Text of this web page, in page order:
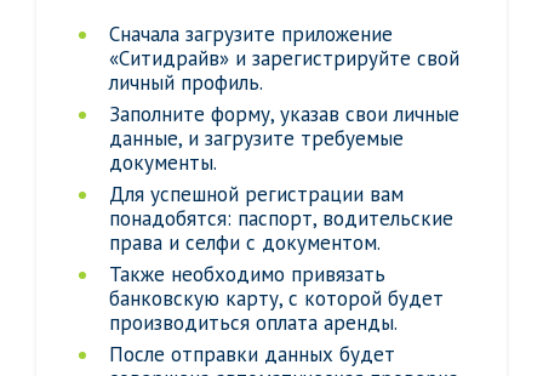
Сначала загрузите приложение
«Ситидрайв» и зарегистрируйте свой
личный профиль.
Заполните форму, указав свои личные
данные, и загрузите требуемые
документы.
Для успешной регистрации вам
понадобятся: паспорт, водительские
права и селфи с документом.
Также необходимо привязать
банковскую карту, с которой будет
производиться оплата аренды.
После отправки данных будет